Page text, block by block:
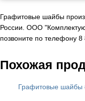
Графитовые шайбы
России. ООО
позвоните по телефону 8
Похожая
Графитовые шайбы